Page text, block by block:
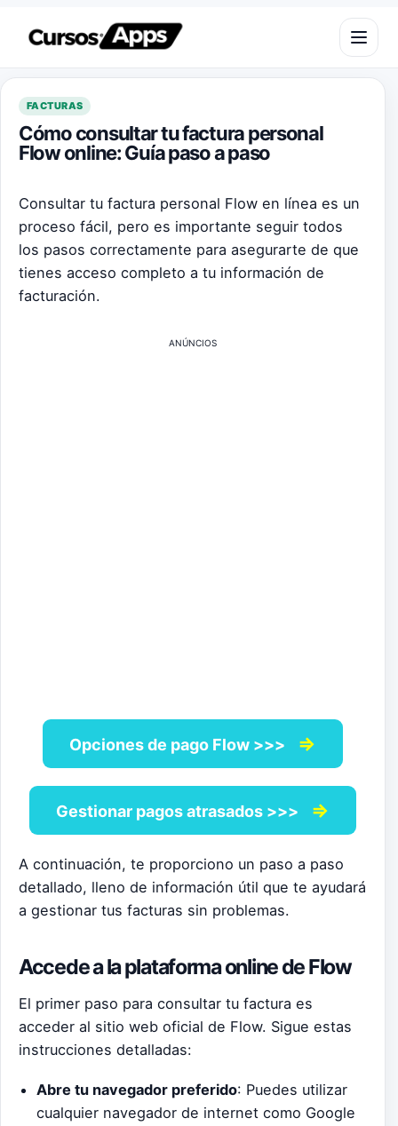
Saltar al contenido
Abrir
FACTURAS
Cómo consultar tu factura personal
Flow online: Guía paso a paso
Consultar tu factura personal Flow en línea es un
proceso fácil, pero es importante seguir todos
los pasos correctamente para asegurarte de que
tienes acceso completo a tu información de
facturación.
ANÚNCIOS
Opciones de pago Flow >>> ⇒
Gestionar pagos atrasados >>> ⇒
A continuación, te proporciono un paso a paso
detallado, lleno de información útil que te ayudará
a gestionar tus facturas sin problemas.
Accede a la plataforma online de Flow
El primer paso para consultar tu factura es
acceder al sitio web oficial de Flow. Sigue estas
instrucciones detalladas:
Abre tu navegador preferido: Puedes utilizar
cualquier navegador de internet como Google